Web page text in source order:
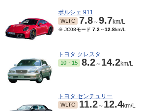
ポルシェ 911
WLTC 7.8～9.7km/L
※ JC08モード 7.2 ～12.8km/L
トヨタ クレスタ
10・15 8.2～ 14.2km/L
トヨタ センチュリー
WLTC 11.2～ 12.4km/L